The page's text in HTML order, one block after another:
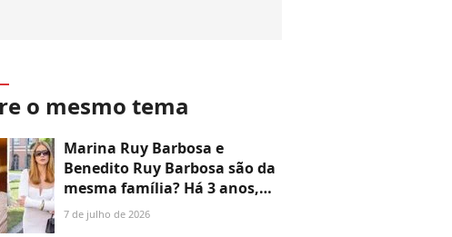
o mesmo tema
Marina Ruy Barbosa e
Benedito Ruy Barbosa são da
mesma família? Há 3 anos,
atriz revelou a verdade sobre
7 de julho de 2026